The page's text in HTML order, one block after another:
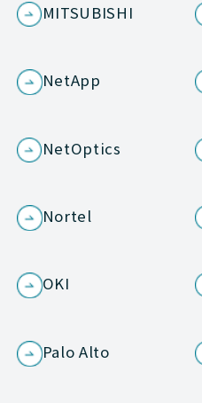
MITSUBISHI
NetApp
NetOptics
Nortel
OKI
Palo Alto